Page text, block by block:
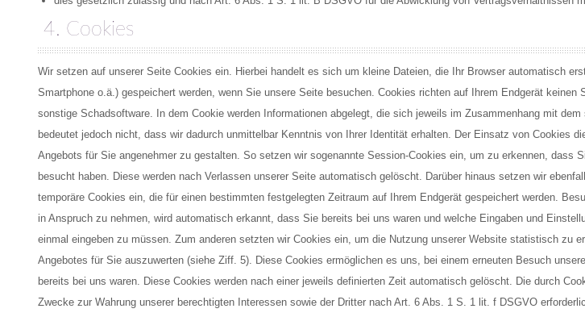
4. Cookies
Wir setzen auf unserer Seite Cookies ein. Hierbei handelt es sich um kleine Dateien, die Ihr Browser automatisch
Smartphone o.ä.) gespeichert werden, wenn Sie unsere Seite besuchen. Cookies richten auf Ihrem Endgerät keinen
sonstige Schadsoftware. In dem Cookie werden Informationen abgelegt, die sich jeweils im Zusammenhang mit
bedeutet jedoch nicht, dass wir dadurch unmittelbar Kenntnis von Ihrer Identität erhalten. Der Einsatz von Cookies
Angebots für Sie angenehmer zu gestalten. So setzen wir sogenannte Session-Cookies ein, um zu erkennen, dass
besucht haben. Diese werden nach Verlassen unserer Seite automatisch gelöscht. Darüber hinaus setzen wir
temporäre Cookies ein, die für einen bestimmten festgelegten Zeitraum auf Ihrem Endgerät gespeichert werden.
in Anspruch zu nehmen, wird automatisch erkannt, dass Sie bereits bei uns waren und welche Eingaben und
einmal eingeben zu müssen. Zum anderen setzten wir Cookies ein, um die Nutzung unserer Website statistisch zu
Angebotes für Sie auszuwerten (siehe Ziff. 5). Diese Cookies ermöglichen es uns, bei einem erneuten Besuch
bereits bei uns waren. Diese Cookies werden nach einer jeweils definierten Zeit automatisch gelöscht. Die durch
Zwecke zur Wahrung unserer berechtigten Interessen sowie der Dritter nach Art. 6 Abs. 1 S. 1 lit. f DSGVO